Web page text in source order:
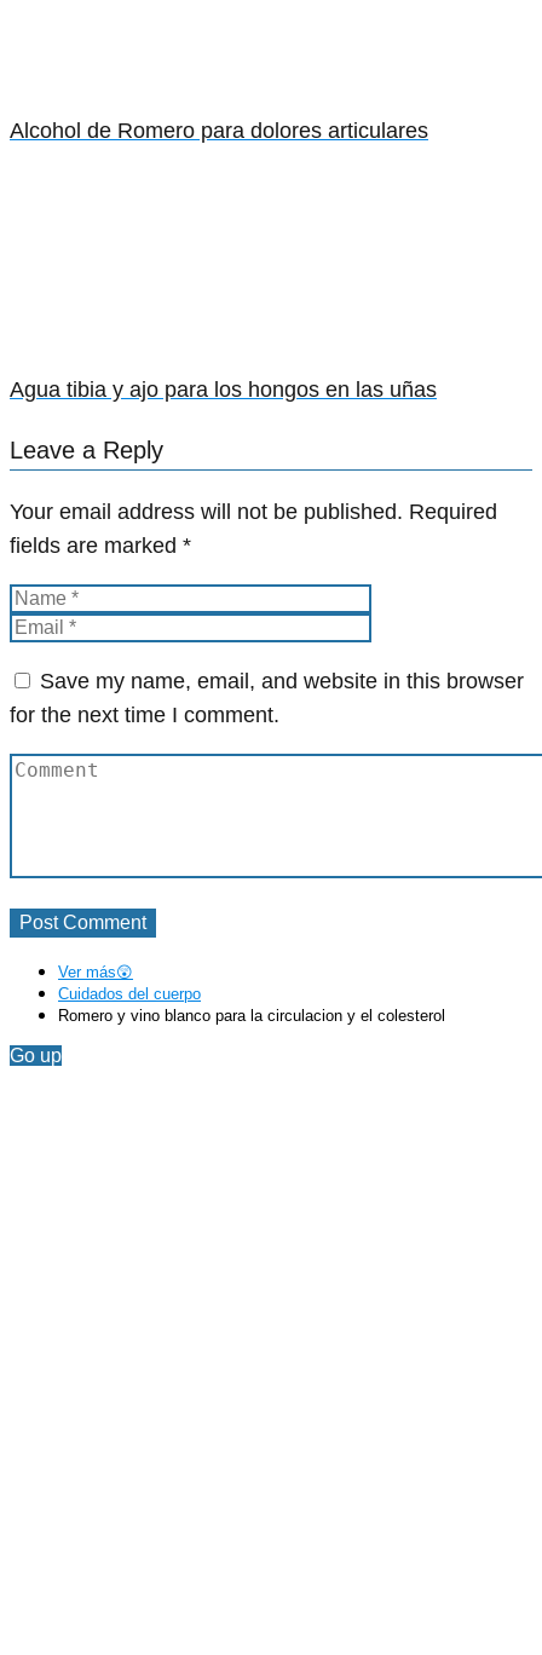
Alcohol de Romero para dolores articulares
Agua tibia y ajo para los hongos en las uñas
Leave a Reply
Your email address will not be published. Required
fields are marked *
Save my name, email, and website in this browser
for the next time I comment.
Ver más😲
Cuidados del cuerpo
Romero y vino blanco para la circulacion y el colesterol
Go up